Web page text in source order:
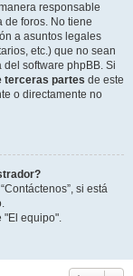
responsable
de foros. No tiene
a asuntos legales
etc.) que no sean
software phpBB. Si
terceras partes de este
o directamente no
si está
"El equipo".